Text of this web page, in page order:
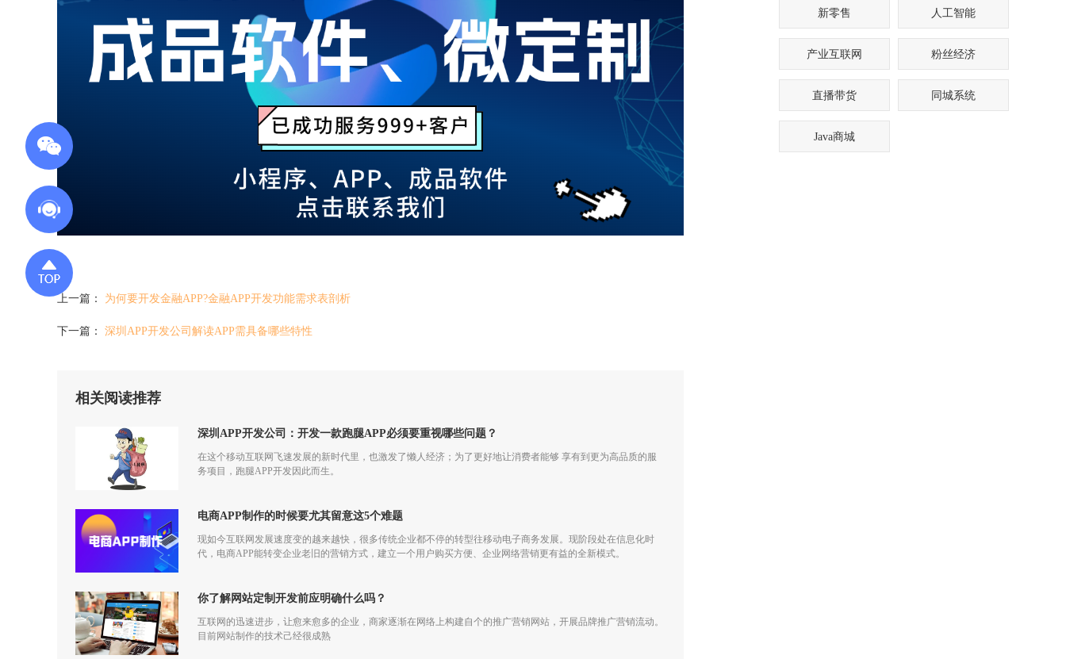
上一篇： 为何要开发金融APP?金融APP开发功能需求表剖析
下一篇： 深圳APP开发公司解读APP需具备哪些特性
相关阅读推荐
深圳APP开发公司：开发一款跑腿APP必须要重视哪些问题？
在这个移动互联网飞速发展的新时代里，也激发了懒人经济；为了更好地让消费者能够 享有到更为高品质的服
务项目，跑腿APP开发因此而生。
电商APP制作的时候要尤其留意这5个难题
现如今互联网发展速度变的越来越快，很多传统企业都不停的转型往移动电子商务发展。现阶段处在信息化时
代，电商APP能转变企业老旧的营销方式，建立一个用户购买方便、企业网络营销更有益的全新模式。
你了解网站定制开发前应明确什么吗？
互联网的迅速进步，让愈来愈多的企业，商家逐渐在网络上构建自个的推广营销网站，开展品牌推广营销流动。
目前网站制作的技术己经很成熟
新零售 人工智能
产业互联网 粉丝经济
直播带货 同城系统
Java商城